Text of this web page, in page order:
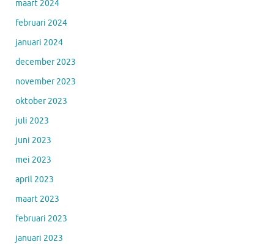
maart 2024
februari 2024
januari 2024
december 2023
november 2023
oktober 2023
juli 2023
juni 2023
mei 2023
april 2023
maart 2023
februari 2023
januari 2023